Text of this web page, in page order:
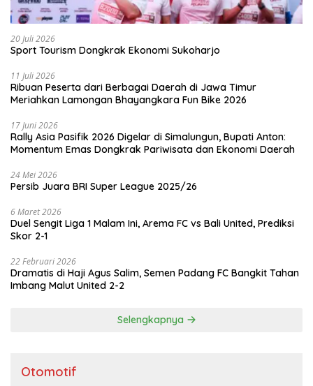
20 Juli 2026
Sport Tourism Dongkrak Ekonomi Sukoharjo
11 Juli 2026
Ribuan Peserta dari Berbagai Daerah di Jawa Timur
Meriahkan Lamongan Bhayangkara Fun Bike 2026
17 Juni 2026
Rally Asia Pasifik 2026 Digelar di Simalungun, Bupati Anton:
Momentum Emas Dongkrak Pariwisata dan Ekonomi Daerah
24 Mei 2026
Persib Juara BRI Super League 2025/26
6 Maret 2026
Duel Sengit Liga 1 Malam Ini, Arema FC vs Bali United, Prediksi
Skor 2-1
22 Februari 2026
Dramatis di Haji Agus Salim, Semen Padang FC Bangkit Tahan
Imbang Malut United 2-2
Selengkapnya
Otomotif